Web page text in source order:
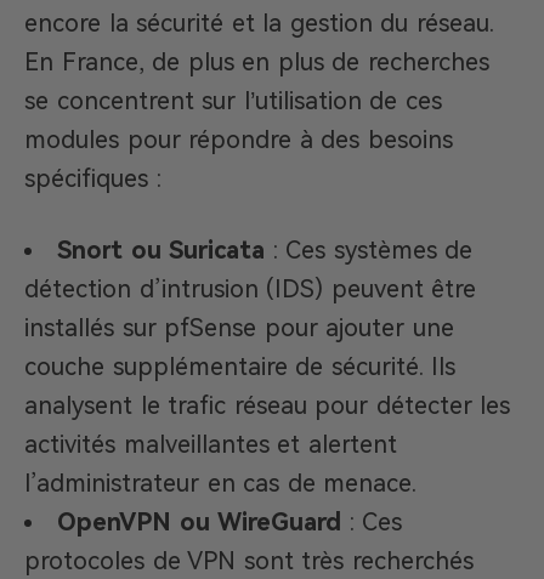
encore la sécurité et la gestion du réseau.
En France, de plus en plus de recherches
se concentrent sur l’utilisation de ces
modules pour répondre à des besoins
spécifiques :
Snort ou Suricata : Ces systèmes de
détection d’intrusion (IDS) peuvent être
installés sur pfSense pour ajouter une
couche supplémentaire de sécurité. Ils
analysent le trafic réseau pour détecter les
activités malveillantes et alertent
l’administrateur en cas de menace.
OpenVPN ou WireGuard : Ces
protocoles de VPN sont très recherchés